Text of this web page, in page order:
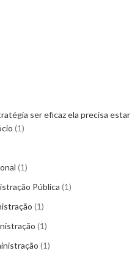
ser eficaz ela precisa estar
1
1
Pública 1
1
1
1